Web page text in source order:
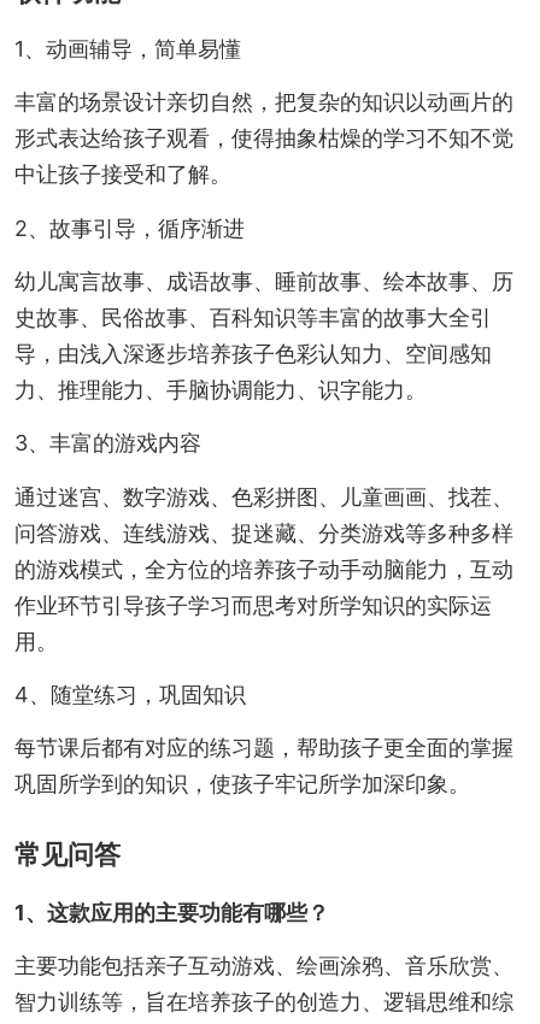
1、动画辅导，简单易懂
丰富的场景设计亲切自然，把复杂的知识以动画片的
形式表达给孩子观看，使得抽象枯燥的学习不知不觉
中让孩子接受和了解。
2、故事引导，循序渐进
幼儿寓言故事、成语故事、睡前故事、绘本故事、历
史故事、民俗故事、百科知识等丰富的故事大全引
导，由浅入深逐步培养孩子色彩认知力、空间感知
力、推理能力、手脑协调能力、识字能力。
3、丰富的游戏内容
通过迷宫、数字游戏、色彩拼图、儿童画画、找茬、
问答游戏、连线游戏、捉迷藏、分类游戏等多种多样
的游戏模式，全方位的培养孩子动手动脑能力，互动
作业环节引导孩子学习而思考对所学知识的实际运
用。
4、随堂练习，巩固知识
每节课后都有对应的练习题，帮助孩子更全面的掌握
巩固所学到的知识，使孩子牢记所学加深印象。
常见问答
1、这款应用的主要功能有哪些？
主要功能包括亲子互动游戏、绘画涂鸦、音乐欣赏、
智力训练等，旨在培养孩子的创造力、逻辑思维和综